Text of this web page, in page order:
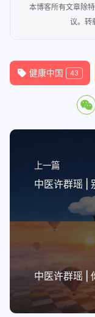
本博客所有文章除
议。转
健康中国 43
上一篇